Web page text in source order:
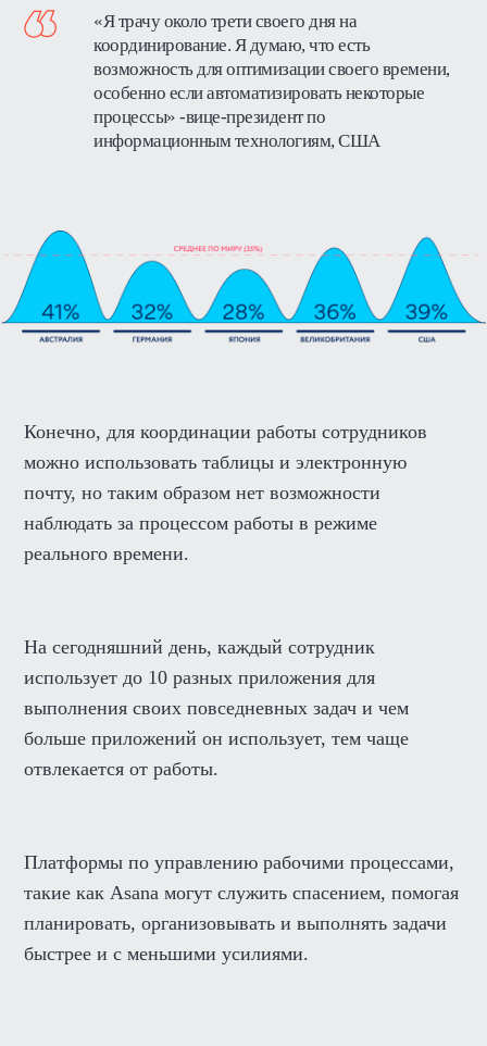
«Я трачу около трети своего дня на
координирование. Я думаю, что есть
возможность для оптимизации своего времени,
особенно если автоматизировать некоторые
процессы» -вице-президент по
информационным технологиям, США
Конечно, для координации работы сотрудников
можно использовать таблицы и электронную
почту, но таким образом нет возможности
наблюдать за процессом работы в режиме
реального времени.
На сегодняшний день, каждый сотрудник
использует до 10 разных приложения для
выполнения своих повседневных задач и чем
больше приложений он использует, тем чаще
отвлекается от работы.
Платформы по управлению рабочими процессами,
такие как Asana могут служить спасением, помогая
планировать, организовывать и выполнять задачи
быстрее и с меньшими усилиями.